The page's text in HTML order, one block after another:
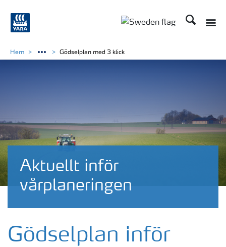
Sök
Aktuellt inför
vårplaneringen
Hem Gödselplan med 3 klick
Gödselplan inför